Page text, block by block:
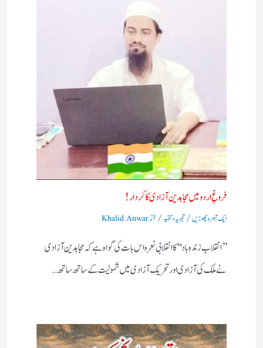
فروغِ اردو میں مجاہدین آزادی کا کردار!
ایک تبصرہ چھوڑیں/تجزیہ و تنقید/ ازKhalid Anwar
’’انقلاب زندہ باد‘‘کا انقلابی نعرہ اس بات کی گواہ ہے کہ مجاہدین آزادی
نے ملک کی آزادی اور تحریک آزادی میں شمولیت کے ساتھ ساتھ…